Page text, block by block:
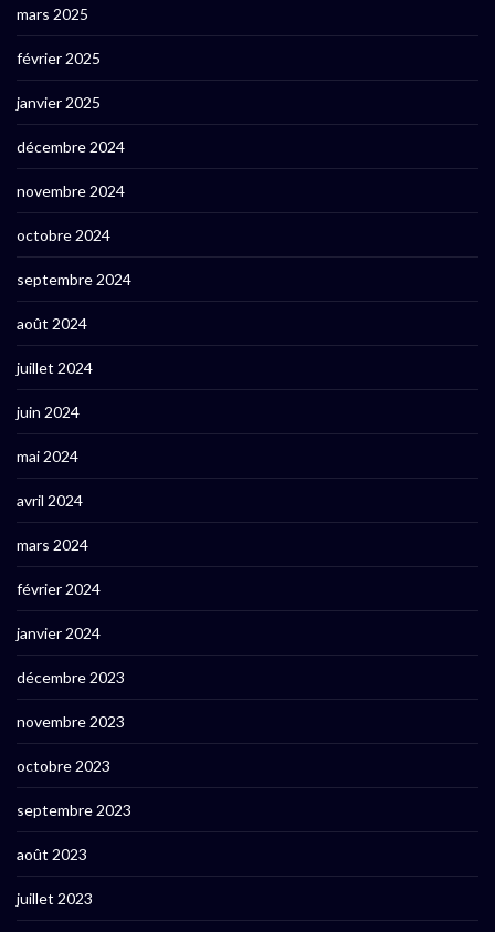
mars 2025
février 2025
janvier 2025
décembre 2024
novembre 2024
octobre 2024
septembre 2024
août 2024
juillet 2024
juin 2024
mai 2024
avril 2024
mars 2024
février 2024
janvier 2024
décembre 2023
novembre 2023
octobre 2023
septembre 2023
août 2023
juillet 2023